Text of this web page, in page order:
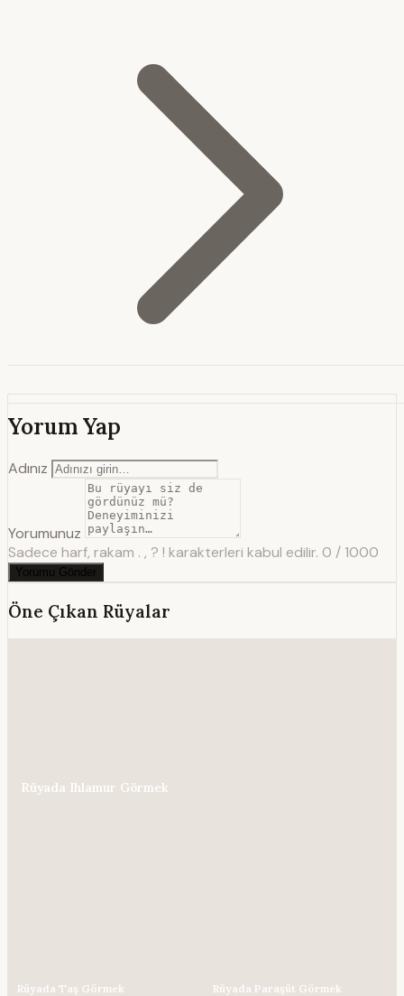
Yorum Yap
Adınız
Yorumunuz
Sadece harf, rakam . , ? ! karakterleri kabul edilir. 0 / 1000
Yorumu Gönder
Öne Çıkan Rüyalar
Rüyada Ihlamur Görmek
Rüyada Taş Görmek Rüyada Paraşüt Görmek